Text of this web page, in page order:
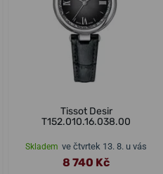
Tissot Desir
T152.010.16.038.00
Skladem ve čtvrtek 13. 8. u vás
8 740 Kč